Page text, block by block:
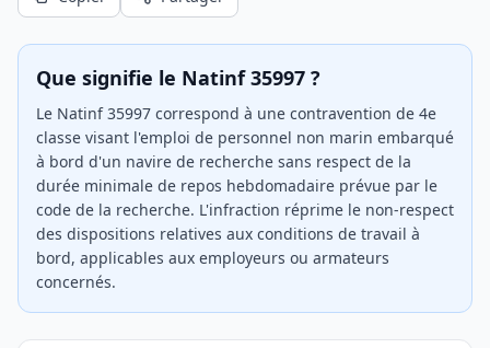
Que signifie le Natinf 35997 ?
Le Natinf 35997 correspond à une contravention de 4e
classe visant l'emploi de personnel non marin embarqué
à bord d'un navire de recherche sans respect de la
durée minimale de repos hebdomadaire prévue par le
code de la recherche. L'infraction réprime le non-respect
des dispositions relatives aux conditions de travail à
bord, applicables aux employeurs ou armateurs
concernés.